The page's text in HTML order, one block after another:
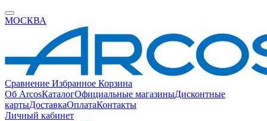
МОСКВА
Сравнение Избранное Корзина
Об ArcosКаталогОфициальные магазиныДисконтные
картыДоставкаОплатаКонтакты
Личный кабинет